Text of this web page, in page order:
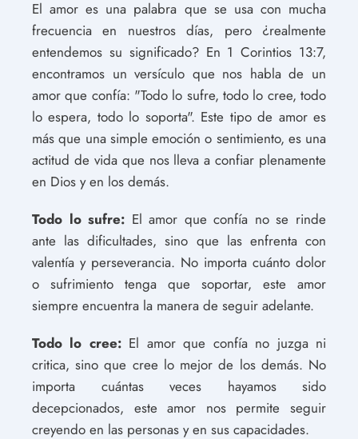
El amor es una palabra que se usa con mucha
frecuencia en nuestros días, pero ¿realmente
entendemos su significado? En 1 Corintios 13:7,
encontramos un versículo que nos habla de un
amor que confía: "Todo lo sufre, todo lo cree, todo
lo espera, todo lo soporta". Este tipo de amor es
más que una simple emoción o sentimiento, es una
actitud de vida que nos lleva a confiar plenamente
en Dios y en los demás.
Todo lo sufre: El amor que confía no se rinde
ante las dificultades, sino que las enfrenta con
valentía y perseverancia. No importa cuánto dolor
o sufrimiento tenga que soportar, este amor
siempre encuentra la manera de seguir adelante.
Todo lo cree:El amor que confía no juzga ni
critica, sino que cree lo mejor de los demás. No
importa cuántas veces hayamos sido
decepcionados, este amor nos permite seguir
creyendo en las personas y en sus capacidades.